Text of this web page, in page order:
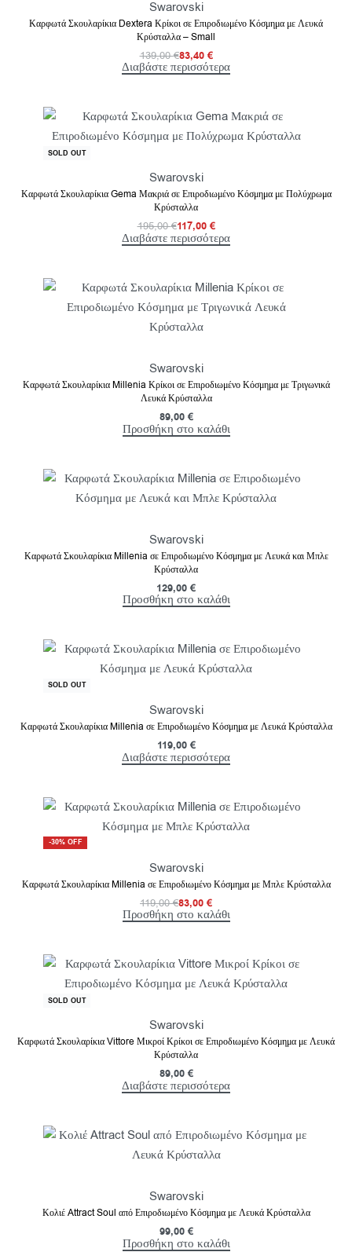
Swarovski
Καρφωτά Σκουλαρίκια Dextera Κρίκοι σε Επιροδιωμένο Κόσμημα με Λευκά
Κρύσταλλα – Small
139,00€83,40 €
Διαβάστε περισσότερα
-40% OFF
SOLD OUT
Swarovski
Καρφωτά Σκουλαρίκια Gema Μακριά σε Επιροδιωμένο Κόσμημα με Πολύχρωμα
Κρύσταλλα
195,00€117,00 €
Διαβάστε περισσότερα
Swarovski
Καρφωτά Σκουλαρίκια Millenia Κρίκοι σε Επιροδιωμένο Κόσμημα με Τριγωνικά
Λευκά Κρύσταλλα
89,00 €
Προσθήκη στο καλάθι
Swarovski
Καρφωτά Σκουλαρίκια Millenia σε Επιροδιωμένο Κόσμημα με Λευκά και Μπλε
Κρύσταλλα
129,00 €
Προσθήκη στο καλάθι
SOLD OUT
Swarovski
Καρφωτά Σκουλαρίκια Millenia σε Επιροδιωμένο Κόσμημα με Λευκά Κρύσταλλα
119,00 €
Διαβάστε περισσότερα
-30% OFF
Swarovski
Καρφωτά Σκουλαρίκια Millenia σε Επιροδιωμένο Κόσμημα με Μπλε Κρύσταλλα
119,00€83,00 €
Προσθήκη στο καλάθι
SOLD OUT
Swarovski
Καρφωτά Σκουλαρίκια Vittore Μικροί Κρίκοι σε Επιροδιωμένο Κόσμημα με Λευκά
Κρύσταλλα
89,00 €
Διαβάστε περισσότερα
Swarovski
Κολιέ Attract Soul από Επιροδιωμένο Κόσμημα με Λευκά Κρύσταλλα
99,00 €
Προσθήκη στο καλάθι